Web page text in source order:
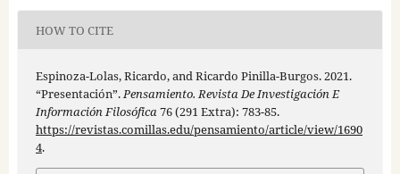
HOW TO CITE
Espinoza-Lolas, Ricardo, and Ricardo Pinilla-Burgos. 2021.
“Presentación”.Pensamiento. Revista De Investigación E
Información Filosófica76 (291 Extra): 783-85.
https://revistas.comillas.edu/pensamiento/article/view/1690
4.